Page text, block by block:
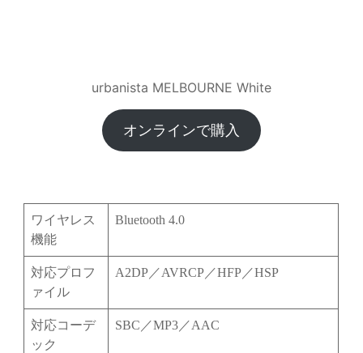
urbanista MELBOURNE White
オンラインで購入
ワイヤレス
機能
Bluetooth 4.0
対応プロフ
ァイル
A2DP／AVRCP／HFP／HSP
対応コーデ
ック
SBC／MP3／AAC